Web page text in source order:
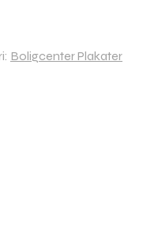
Boligcenter Plakater